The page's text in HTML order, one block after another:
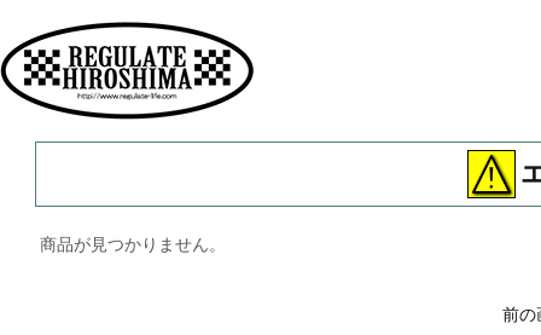
商品が見つかりません。
前の